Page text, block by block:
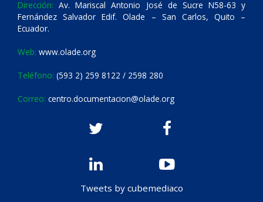
Dirección: Av. Mariscal Antonio José de Sucre N58-63 y
Fernández Salvador Edif. Olade – San Carlos, Quito –
Ecuador.
Web: www.olade.org
Teléfono: (593 2) 259 8122 / 2598 280
Correo: centro.documentacion@olade.org
Tweets by cubemediaco